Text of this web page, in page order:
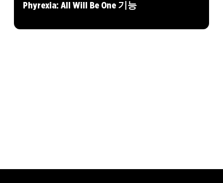
Phyrexia: All Will Be One 기능